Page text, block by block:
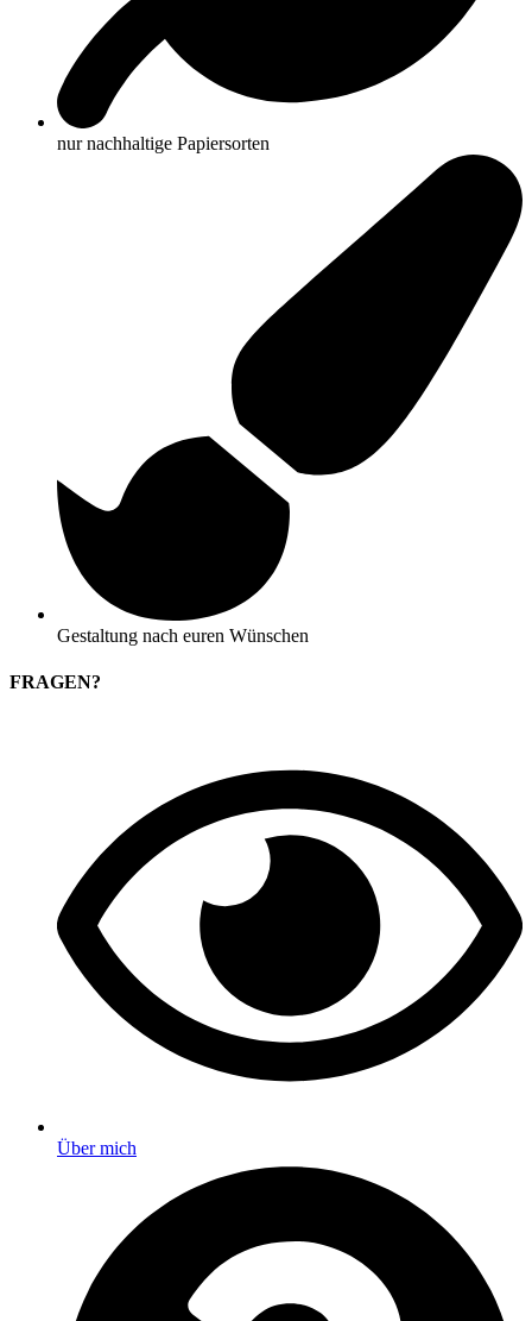
nur nachhaltige Papiersorten
Gestaltung nach euren Wünschen
FRAGEN?
Über mich